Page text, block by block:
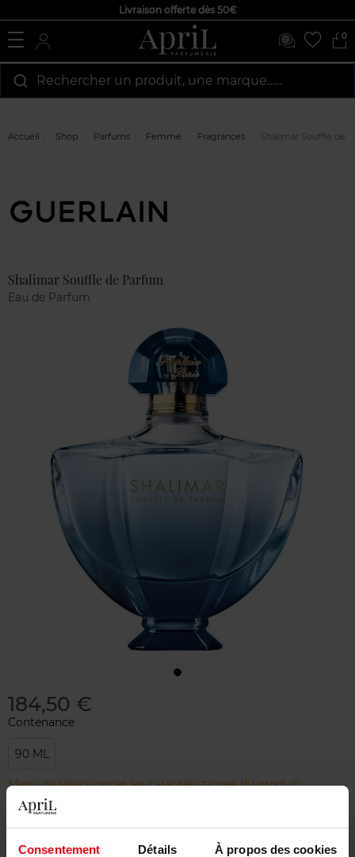
Consentement Détails À propos des cookies
Livraison offerte dès 50€
0
Rechercher un produit, une marque…...
Accueil Shop Parfums Femme Fragrances Shalimar Souffle de
Shalimar Souffle de Parfum
Eau de Parfum
184,50 €
Contenance
90 ML
Merci de sélectionner les caractéristiques du produit.